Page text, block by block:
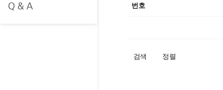
Q & A
번호
검색 정렬